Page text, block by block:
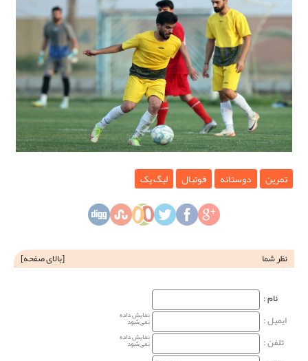
تمرین دوستانه فوتبال لیگ یک
نظر شما [بالای صفحه]
نام‌ :
ایمیل :
نمایش داده
نمی‌شود
تلفن : نمایش داده
نمی‌شود